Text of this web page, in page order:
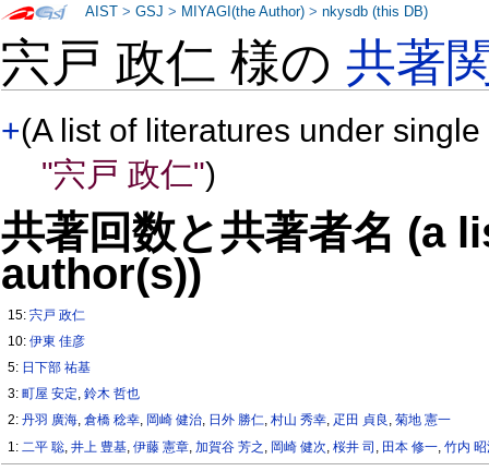
宍戸 政仁 様の共著
+(A list of literatures under
"宍戸 政仁")
共著回数と共著者名 (a
author(s))
15:宍戸 政仁
10:伊東 佳彦
5: 日下部 祐基
3:町屋 安定,鈴木 哲也
2:丹羽 廣海,倉橋 稔幸, 岡崎 健治, 日外 勝仁,村山 秀幸, 疋田 貞良 ,菊地 憲一
1: 二平 聡 ,井上 豊基 ,伊藤 憲章 ,加賀谷 芳之 岡崎 健次 ,桜井 司 田本 修一 ,竹内
AIST >GSJ > MIYAGI(the Author) >nkysdb (this DB)